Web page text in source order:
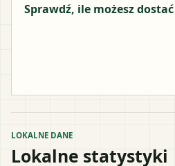
Sprawdź, ile możesz dostać
LOKALNE DANE
Lokalne statystyki